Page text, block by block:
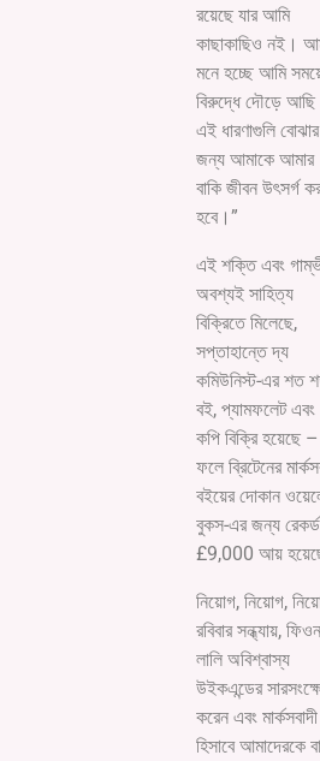
রয়েছে যার আমি
কাছাকাছিও নই।
মনে হচ্ছে আমি
বিরুদ্ধে দৌড়ে
এই ধারণাগুলি বোঝার
জন্য আমাকে আমার
বাকি জীবন উৎসর্গ
হবে।”
এই শক্তি এবং
অবশ্যই সাহিত্য
বিক্রিতে মিলেছে,
সপ্তাহান্তে দ্য
কমিউনিস্ট-এর শত
বই, প্যামফলেট এবং
কপি বিক্রি হয়েছে –
ফলে ব্রিটেনের
বইয়ের দোকান
বুকস-এর জন্য রেকর্ড
£9,000 আয়
নিয়োগ, নিয়োগ,
রবিবার সন্ধ্যায়,
লালি অবিশ্বাস্য
উইকএন্ডের
করেন এবং মার্কসবাদী
হিসাবে আমাদেরকে